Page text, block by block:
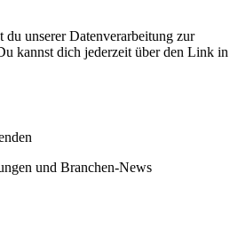
unserer Datenverarbeitung zur
kannst dich jederzeit über den Link in
und Branchen-News